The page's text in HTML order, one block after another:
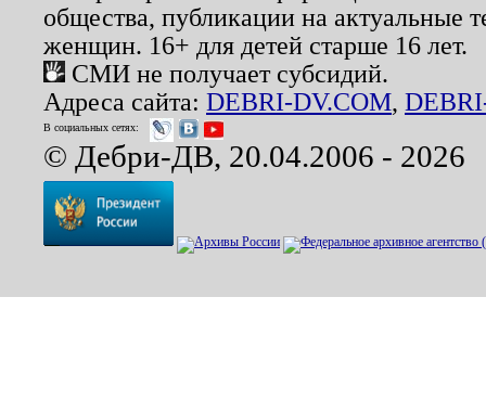
общества, публикации на актуальные
женщин. 16+ для детей старше 16 лет.
СМИ не получает субсидий.
Адреса сайта: DEBRI-DV.COM,
В социальных сетях:
© Дебри-ДВ, 20.04.2006 - 2026